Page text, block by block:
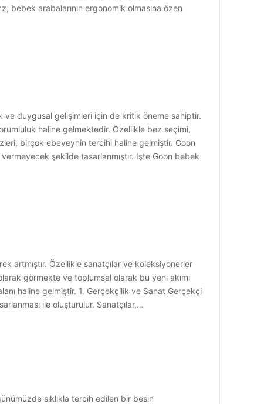
bebek arabalarının ergonomik olmasına özen
ve duygusal gelişimleri için de kritik öneme sahiptir.
haline gelmektedir. Özellikle bez seçimi,
birçok ebeveynin tercihi haline gelmiştir. Goon
şekilde tasarlanmıştır. İşte Goon bebek
artmıştır. Özellikle sanatçılar ve koleksiyonerler
görmekte ve toplumsal olarak bu yeni akımı
haline gelmiştir. 1. Gerçekçilik ve Sanat Gerçekçi
ile oluşturulur. Sanatçılar,…
sıklıkla tercih edilen bir besin